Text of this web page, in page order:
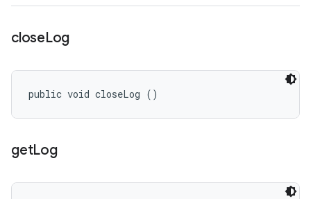
closeLog
public void closeLog ()
getLog